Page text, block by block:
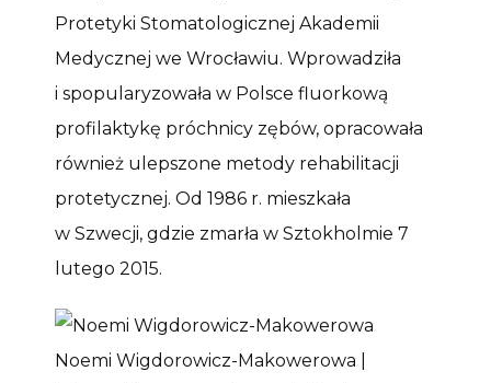
Protetyki Stomatologicznej Akademii
Medycznej we Wrocławiu. Wprowadziła
i spopularyzowała w Polsce fluorkową
profilaktykę próchnicy zębów, opracowała
również ulepszone metody rehabilitacji
protetycznej. Od 1986 r. mieszkała
w Szwecji, gdzie zmarła w Sztokholmie 7
lutego 2015.
Noemi Wigdorowicz-Makowerowa |